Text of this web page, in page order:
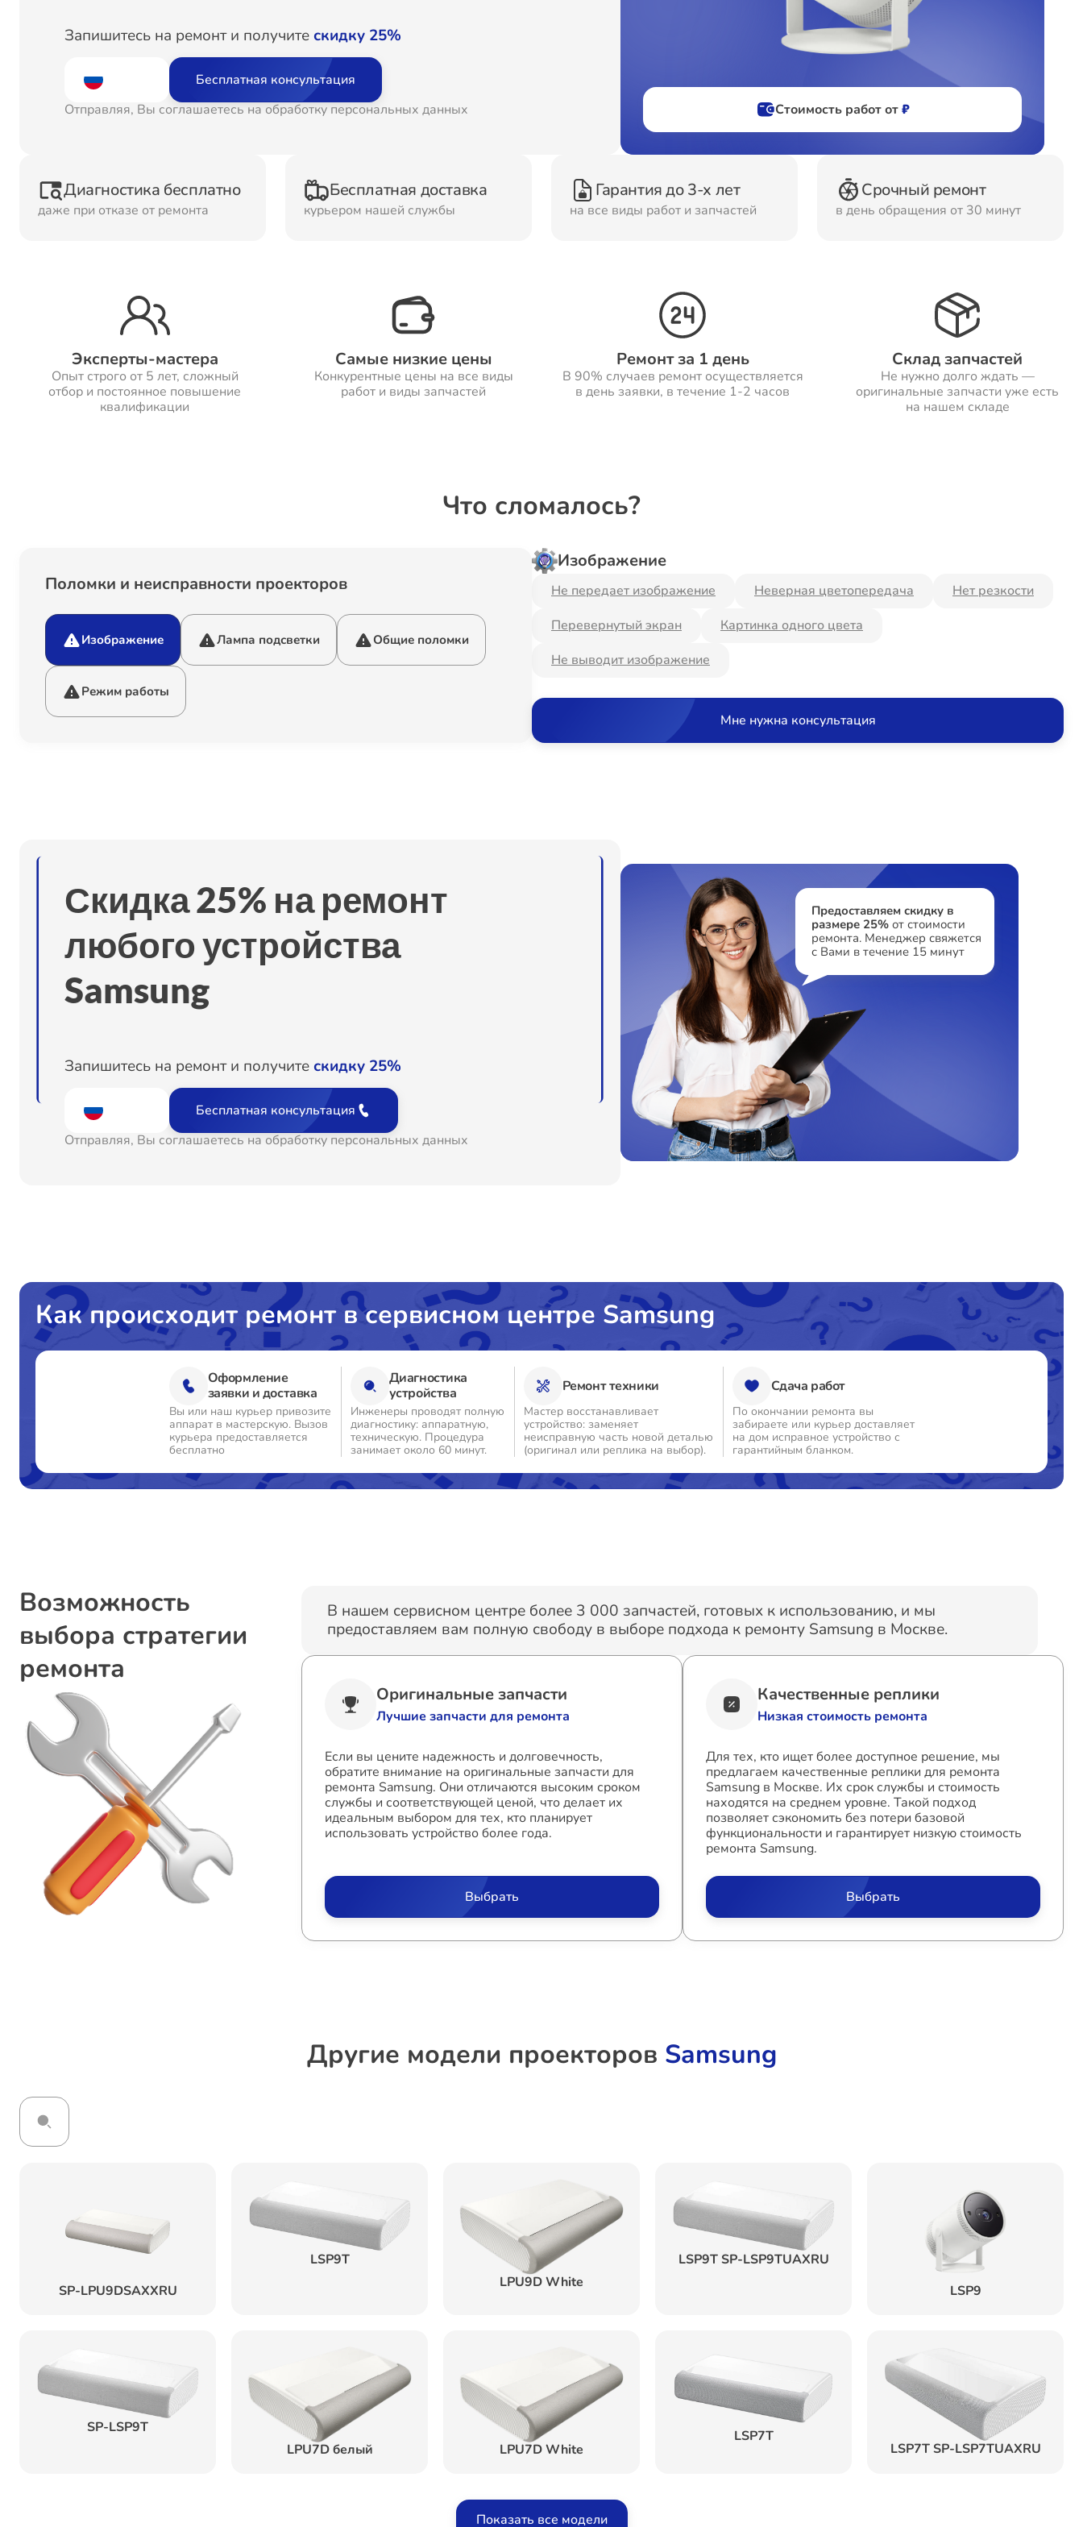
Запишитесь на ремонт и получитескидку 25%
Бесплатная консультация
Отправляя, Вы соглашаетесь на обработку персональных данных
Стоимость работ от₽
Диагностика бесплатно
даже при отказе от ремонта
Бесплатная доставка
курьером нашей службы
Гарантия до 3-х лет
на все виды работ и запчастей
Срочный ремонт
в день обращения от 30 минут
Эксперты-мастера
Опыт строго от 5 лет, сложный
отбор и постоянное повышение
квалификации
Самые низкие цены
Конкурентные цены на все виды
работ и виды запчастей
Ремонт за 1 день
В 90% случаев ремонт осуществляется
в день заявки, в течение 1-2 часов
Склад запчастей
Не нужно долго ждать —
оригинальные запчасти уже есть
на нашем складе
Что сломалось?
Поломки и неисправности проекторов
Изображение Лампа подсветки Общие поломки
Режим работы
Изображение
Не передает изображение Неверная цветопередача
Нет резкости
Перевернутый экран
Картинка одного цвета
Не выводит изображение
Мне нужна консультация
Скидка 25% на ремонт
любого устройства
Samsung
Запишитесь на ремонт и получитескидку 25%
Бесплатная консультация
Отправляя, Вы соглашаетесь на обработку персональных данных
Предоставляем скидку в
размере 25% от стоимости
ремонта. Менеджер свяжется
с Вами в течение 15 минут
Как происходит ремонт в сервисном центре Samsung
Оформление
заявки и доставка
Вы или наш курьер привозите
аппарат в мастерскую. Вызов
курьера предоставляется
бесплатно
Диагностика
устройства
Инженеры проводят полную
диагностику: аппаратную,
техническую. Процедура
занимает около 60 минут.
Ремонт техники
Мастер восстанавливает
устройство: заменяет
неисправную часть новой деталью
(оригинал или реплика на выбор).
Сдача работ
По окончании ремонта вы
забираете или курьер доставляет
на дом исправное устройство с
гарантийным бланком.
Возможность
выбора стратегии
ремонта
В нашем сервисном центре более 3 000 запчастей, готовых к использованию, и мы
предоставляем вам полную свободу в выборе подхода к ремонту Samsung в Москве.
Оригинальные запчасти
Лучшие запчасти для ремонта
Если вы цените надежность и долговечность,
обратите внимание на оригинальные запчасти для
ремонта Samsung. Они отличаются высоким сроком
службы и соответствующей ценой, что делает их
идеальным выбором для тех, кто планирует
использовать устройство более года.
Выбрать
Качественные реплики
Низкая стоимость ремонта
Для тех, кто ищет более доступное решение, мы
предлагаем качественные реплики для ремонта
Samsung в Москве. Их срок службы и стоимость
находятся на среднем уровне. Такой подход
позволяет сэкономить без потери базовой
функциональности и гарантирует низкую стоимость
ремонта Samsung.
Выбрать
Другие модели проекторов Samsung
SP-LPU9DSAXXRU
LSP9T
LPU9D White
LSP9T SP-LSP9TUAXRU
LSP9
SP-LSP9T
LPU7D белый
LPU7D White
LSP7T
LSP7T SP-LSP7TUAXRU
Показать все модели
Водонагревателей
Ремонт Вытяжек
Ремонт Холодильных
камер
Ремонт Морозильных
камер
Ремонт ТВ-приставок
машин
Ремонт Стиральных
машин
Ремонт Сплит-систем